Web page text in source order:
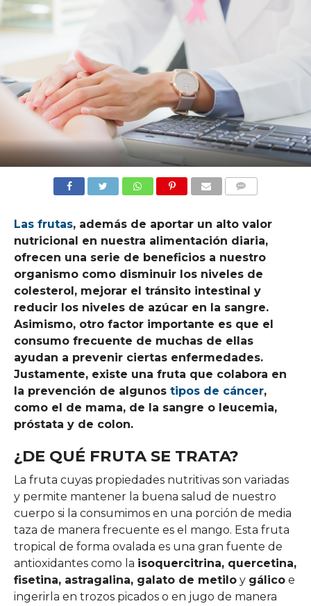
Las frutas, además de aportar un alto valor
nutricional en nuestra alimentación diaria,
ofrecen una serie de beneficios a nuestro
organismo como disminuir los niveles de
colesterol, mejorar el tránsito intestinal y
reducir los niveles de azúcar en la sangre.
Asimismo, otro factor importante es que el
consumo frecuente de muchas de ellas
ayudan a prevenir ciertas enfermedades.
Justamente, existe una fruta que colabora en
la prevención de algunos tipos de cáncer,
como el de mama, de la sangre o leucemia,
próstata y de colon.
¿DE QUÉ FRUTA SE TRATA?
La fruta cuyas propiedades nutritivas son variadas
y permite mantener la buena salud de nuestro
cuerpo si la consumimos en una porción de media
taza de manera frecuente es el mango. Esta fruta
tropical de forma ovalada es una gran fuente de
antioxidantes como la isoquercitrina, quercetina,
fisetina, astragalina, galato de metiloy gálicoe
ingerirla en trozos picados o en jugo de manera